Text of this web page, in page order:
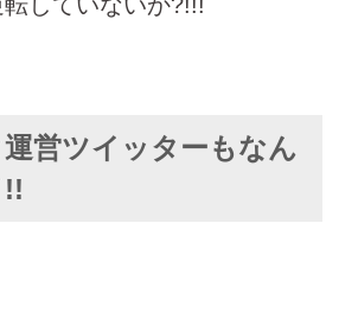
営ツイッターもなん